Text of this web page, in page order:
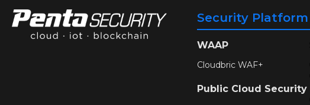
Security Platform
WAAP
Cloudbric WAF+
Public Cloud Security